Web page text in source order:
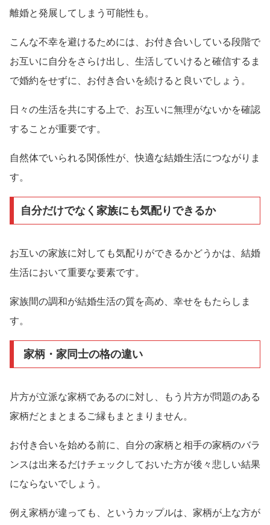
離婚と発展してしまう可能性も。
こんな不幸を避けるためには、お付き合いしている段階で
お互いに自分をさらけ出し、生活していけると確信するま
で婚約をせずに、お付き合いを続けると良いでしょう。
日々の生活を共にする上で、お互いに無理がないかを確認
することが重要です。
自然体でいられる関係性が、快適な結婚生活につながりま
す。
自分だけでなく家族にも気配りできるか
お互いの家族に対しても気配りができるかどうかは、結婚
生活において重要な要素です。
家族間の調和が結婚生活の質を高め、幸せをもたらしま
す。
家柄・家同士の格の違い
片方が立派な家柄であるのに対し、もう片方が問題のある
家柄だとまとまるご縁もまとまりません。
お付き合いを始める前に、自分の家柄と相手の家柄のバラ
ンスは出来るだけチェックしておいた方が後々悲しい結果
にならないでしょう。
例え家柄が違っても、というカップルは、家柄が上な方が